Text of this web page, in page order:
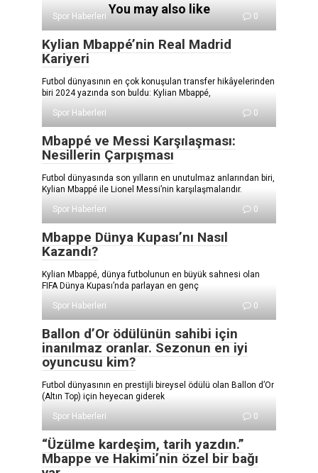
You may also like
Spor Haberleri 0
Kylian Mbappé’nin Real Madrid
Kariyeri
Futbol dünyasının en çok konuşulan transfer hikâyelerinden
biri 2024 yazında son buldu: Kylian Mbappé,
Spor Haberleri
0
Mbappé ve Messi Karşılaşması:
Nesillerin Çarpışması
Futbol dünyasında son yılların en unutulmaz anlarından biri,
Kylian Mbappé ile Lionel Messi’nin karşılaşmalarıdır.
Spor Haberleri
0
Mbappe Dünya Kupası’nı Nasıl
Kazandı?
Kylian Mbappé, dünya futbolunun en büyük sahnesi olan
FIFA Dünya Kupası’nda parlayan en genç
Spor Haberleri
0
Ballon d’Or ödülünün sahibi için
inanılmaz oranlar. Sezonun en iyi
oyuncusu kim?
Futbol dünyasının en prestijli bireysel ödülü olan Ballon d’Or
(Altın Top) için heyecan giderek
Spor Haberleri
0
“Üzülme kardeşim, tarih yazdın.”
Mbappe ve Hakimi’nin özel bir bağı